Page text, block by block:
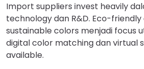
Import suppliers invest heavily
technology dan R&D. Eco-
sustainable colors menjadi focus
digital color matching dan virtual
available.